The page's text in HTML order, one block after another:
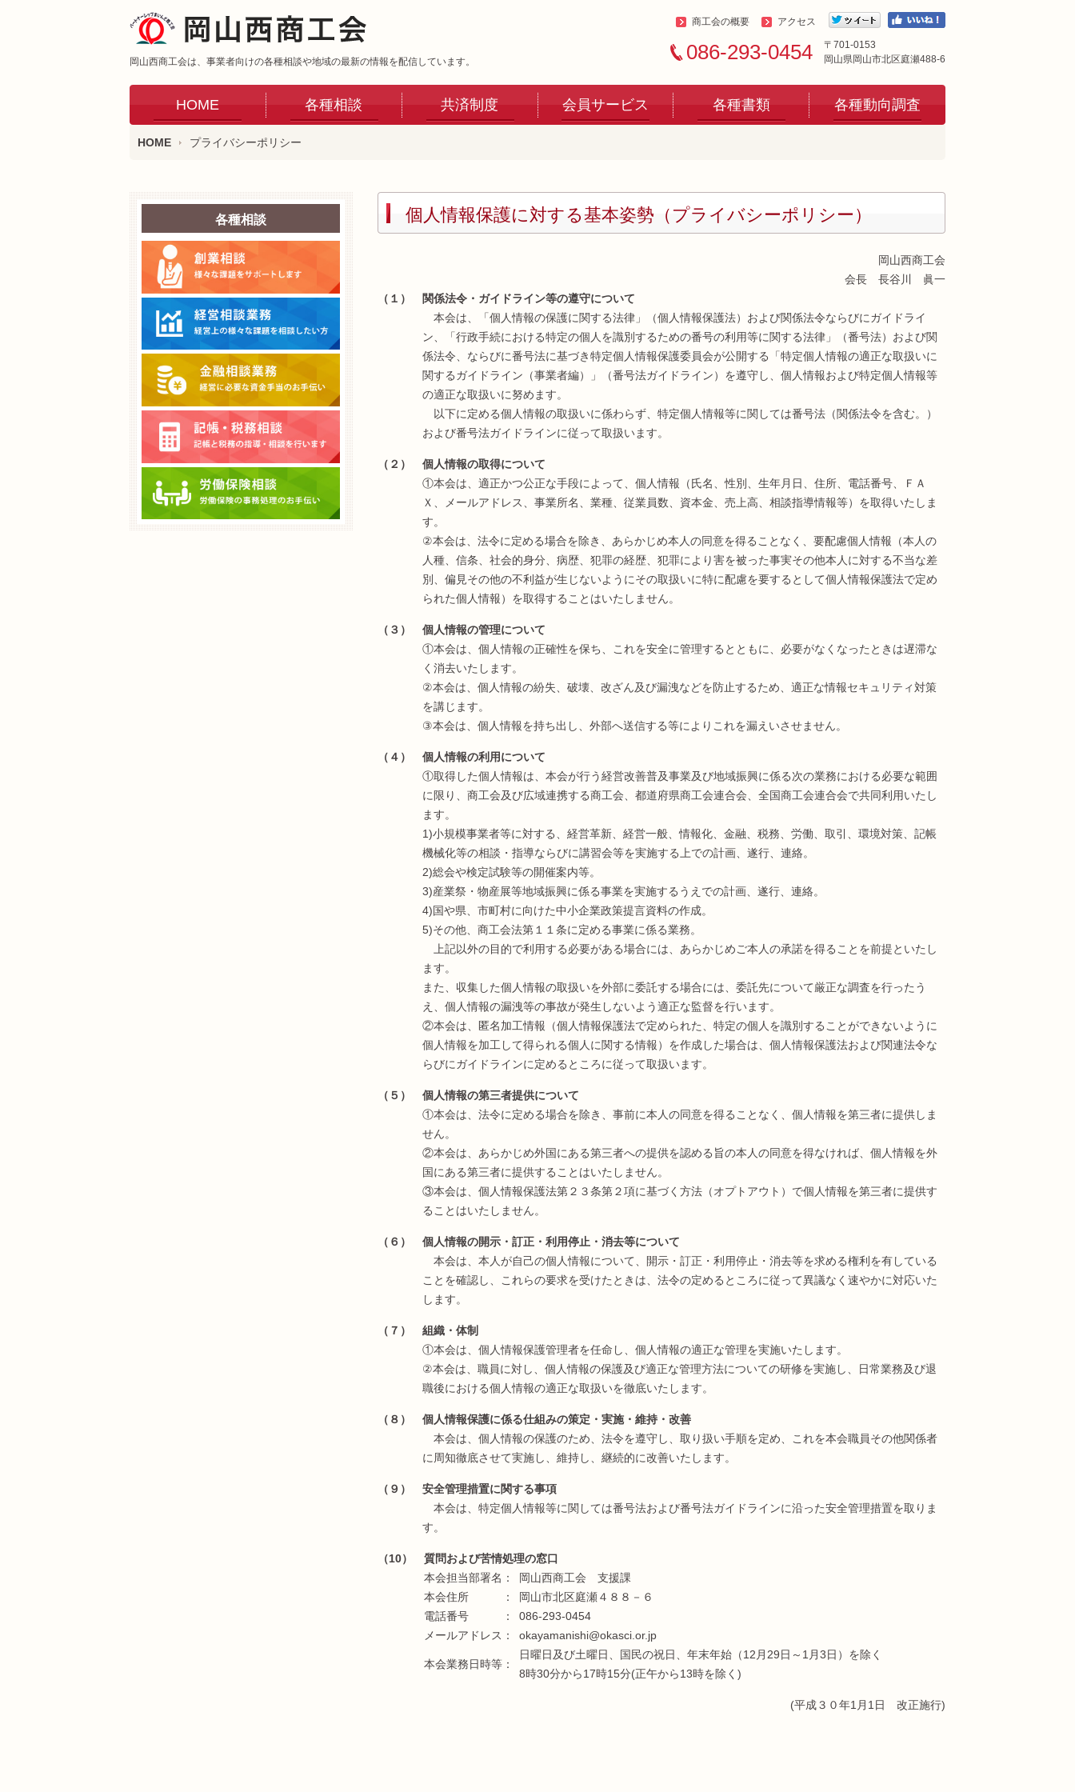
岡山西商工会は、事業者向けの各種相談や地域の最新の情報を配信しています。 086-293-0454
〒701-0153
岡山県岡山市北区庭瀬488-6
HOME 各種相談 共済制度 会員サービス 各種書類 各種動向調査
商工会の概要 アクセス
HOME プライバシーポリシー
個人情報保護に対する基本姿勢（プライバシーポリシー）
岡山西商工会
会長 長谷川 眞一
（１） 関係法令・ガイドライン等の遵守について
本会は、「個人情報の保護に関する法律」（個人情報保護法）および関係法令ならびにガイドライ
ン、「行政手続における特定の個人を識別するための番号の利用等に関する法律」（番号法）および関
係法令、ならびに番号法に基づき特定個人情報保護委員会が公開する「特定個人情報の適正な取扱いに
関するガイドライン（事業者編）」（番号法ガイドライン）を遵守し、個人情報および特定個人情報等
の適正な取扱いに努めます。
以下に定める個人情報の取扱いに係わらず、特定個人情報等に関しては番号法（関係法令を含む。）
および番号法ガイドラインに従って取扱います。
（２） 個人情報の取得について
①本会は、適正かつ公正な手段によって、個人情報（氏名、性別、生年月日、住所、電話番号、ＦＡ
Ｘ、メールアドレス、事業所名、業種、従業員数、資本金、売上高、相談指導情報等）を取得いたしま
す。
②本会は、法令に定める場合を除き、あらかじめ本人の同意を得ることなく、要配慮個人情報（本人の
人種、信条、社会的身分、病歴、犯罪の経歴、犯罪により害を被った事実その他本人に対する不当な差
別、偏見その他の不利益が生じないようにその取扱いに特に配慮を要するとして個人情報保護法で定め
られた個人情報）を取得することはいたしません。
（３） 個人情報の管理について
①本会は、個人情報の正確性を保ち、これを安全に管理するとともに、必要がなくなったときは遅滞な
く消去いたします。
②本会は、個人情報の紛失、破壊、改ざん及び漏洩などを防止するため、適正な情報セキュリティ対策
を講じます。
③本会は、個人情報を持ち出し、外部へ送信する等によりこれを漏えいさせません。
（４） 個人情報の利用について
①取得した個人情報は、本会が行う経営改善普及事業及び地域振興に係る次の業務における必要な範囲
に限り、商工会及び広域連携する商工会、都道府県商工会連合会、全国商工会連合会で共同利用いたし
ます。
1)小規模事業者等に対する、経営革新、経営一般、情報化、金融、税務、労働、取引、環境対策、記帳
機械化等の相談・指導ならびに講習会等を実施する上での計画、遂行、連絡。
2)総会や検定試験等の開催案内等。
3)産業祭・物産展等地域振興に係る事業を実施するうえでの計画、遂行、連絡。
4)国や県、市町村に向けた中小企業政策提言資料の作成。
5)その他、商工会法第１１条に定める事業に係る業務。
上記以外の目的で利用する必要がある場合には、あらかじめご本人の承諾を得ることを前提といたし
ます。
また、収集した個人情報の取扱いを外部に委託する場合には、委託先について厳正な調査を行ったう
え、個人情報の漏洩等の事故が発生しないよう適正な監督を行います。
②本会は、匿名加工情報（個人情報保護法で定められた、特定の個人を識別することができないように
個人情報を加工して得られる個人に関する情報）を作成した場合は、個人情報保護法および関連法令な
らびにガイドラインに定めるところに従って取扱います。
（５） 個人情報の第三者提供について
①本会は、法令に定める場合を除き、事前に本人の同意を得ることなく、個人情報を第三者に提供しま
せん。
②本会は、あらかじめ外国にある第三者への提供を認める旨の本人の同意を得なければ、個人情報を外
国にある第三者に提供することはいたしません。
③本会は、個人情報保護法第２３条第２項に基づく方法（オプトアウト）で個人情報を第三者に提供す
ることはいたしません。
（６） 個人情報の開示・訂正・利用停止・消去等について
本会は、本人が自己の個人情報について、開示・訂正・利用停止・消去等を求める権利を有している
ことを確認し、これらの要求を受けたときは、法令の定めるところに従って異議なく速やかに対応いた
します。
（７） 組織・体制
①本会は、個人情報保護管理者を任命し、個人情報の適正な管理を実施いたします。
②本会は、職員に対し、個人情報の保護及び適正な管理方法についての研修を実施し、日常業務及び退
職後における個人情報の適正な取扱いを徹底いたします。
（８） 個人情報保護に係る仕組みの策定・実施・維持・改善
本会は、個人情報の保護のため、法令を遵守し、取り扱い手順を定め、これを本会職員その他関係者
に周知徹底させて実施し、維持し、継続的に改善いたします。
（９） 安全管理措置に関する事項
本会は、特定個人情報等に関しては番号法および番号法ガイドラインに沿った安全管理措置を取りま
す。
（10） 質問および苦情処理の窓口
本会担当部署名：
岡山西商工会 支援課
本会住所 ：
岡山市北区庭瀬４８８－６
電話番号 ：
086-293-0454
メールアドレス：
okayamanishi@okasci.or.jp
本会業務日時等：
日曜日及び土曜日、国民の祝日、年末年始（12月29日～1月3日）を除く
8時30分から17時15分(正午から13時を除く)
(平成３０年1月1日 改正施行)
各種相談